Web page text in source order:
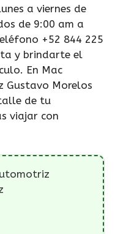
a viernes de
de 9:00 am a
+52 844 225
y brindarte el
En Mac
Gustavo Morelos
de tu
viajar con